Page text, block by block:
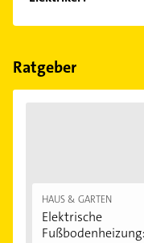
Feiertagen
Folgende
Ratgeber
HAUS & GARTEN
Elektrische
Fußbodenheizung: